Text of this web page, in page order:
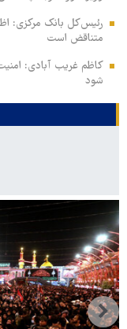
رئیس‌کل بانک مرکزی:
متناقض است
کاظم غریب آبادی:
شود